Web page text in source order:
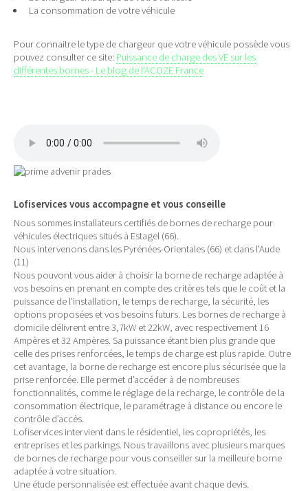
La consommation de votre véhicule
Pour connaitre le type de chargeur que votre véhicule possède vous
pouvez consulter ce site: Puissance de charge des VE sur les
différentes bornes - Le blog de l'ACOZE France
Lofiservices vous accompagne et vous conseille
Nous sommes installateurs certifiés de bornes de recharge pour
véhicules électriques situés à Estagel (66).
Nous intervenons dans les Pyrénées-Orientales (66) et dans l'Aude
(11)
Nous pouvont vous aider à choisir la borne de recharge adaptée à
vos besoins en prenant en compte des critères tels que le coût et la
puissance de l’installation, le temps de recharge, la sécurité, les
options proposées et vos besoins futurs. Les bornes de recharge à
domicile délivrent entre 3,7kW et 22kW, avec respectivement 16
Ampères et 32 Ampères. Sa puissance étant bien plus grande que
celle des prises renforcées, le temps de charge est plus rapide. Outre
cet avantage, la borne de recharge est encore plus sécurisée que la
prise renforcée. Elle permet d’accéder à de nombreuses
fonctionnalités, comme le réglage de la recharge, le contrôle de la
consommation électrique, le paramétrage à distance ou encore le
contrôle d’accès.
Lofiservices intervient dans le résidentiel, les copropriétés, les
entreprises et les parkings. Nous travaillons avec plusieurs marques
de bornes de recharge pour vous conseiller sur la meilleure borne
adaptée à votre situation.
Une étude personnalisée est effectuée avant chaque devis.